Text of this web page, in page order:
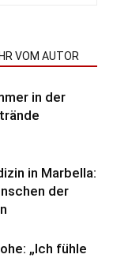
VOM AUTOR
in der
in Marbella:
der
„Ich fühle